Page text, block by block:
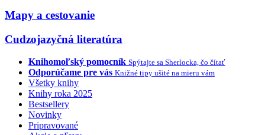
Mapy a cestovanie
Cudzojazyčná literatúra
Knihomoľský pomocník Spýtajte sa Sherlocka, čo čítať
Odporúčame pre vás Knižné tipy ušité na mieru vám
Všetky knihy
Knihy roka 2025
Bestsellery
Novinky
Pripravované